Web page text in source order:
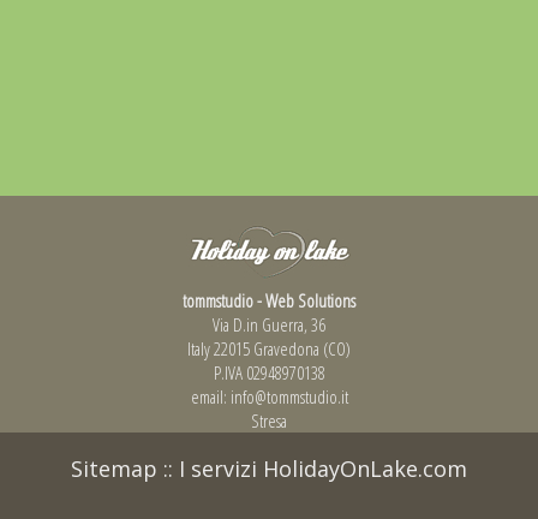
tommstudio - Web Solutions
Via D.in Guerra, 36
Italy 22015 Gravedona (CO)
P.IVA 02948970138
email: info@tommstudio.it
Stresa
Sitemap :: I servizi HolidayOnLake.com